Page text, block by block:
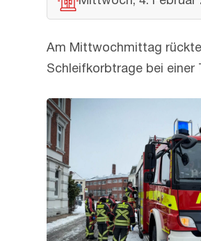
Am Mittwochmittag
Schleifkorbtrage bei einer